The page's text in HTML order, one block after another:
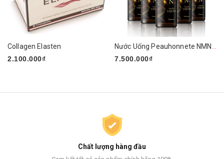
Collagen Elasten
2.100.000₫
7.500.000₫
Chất lượng hàng đầu